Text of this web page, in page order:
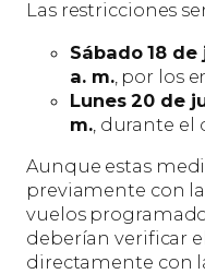
Las restricciones
Sábado 18 de
a. m., por los
Lunes 20 de
m., durante el
Aunque estas
previamente con
vuelos
deberían verificar el
directamente con